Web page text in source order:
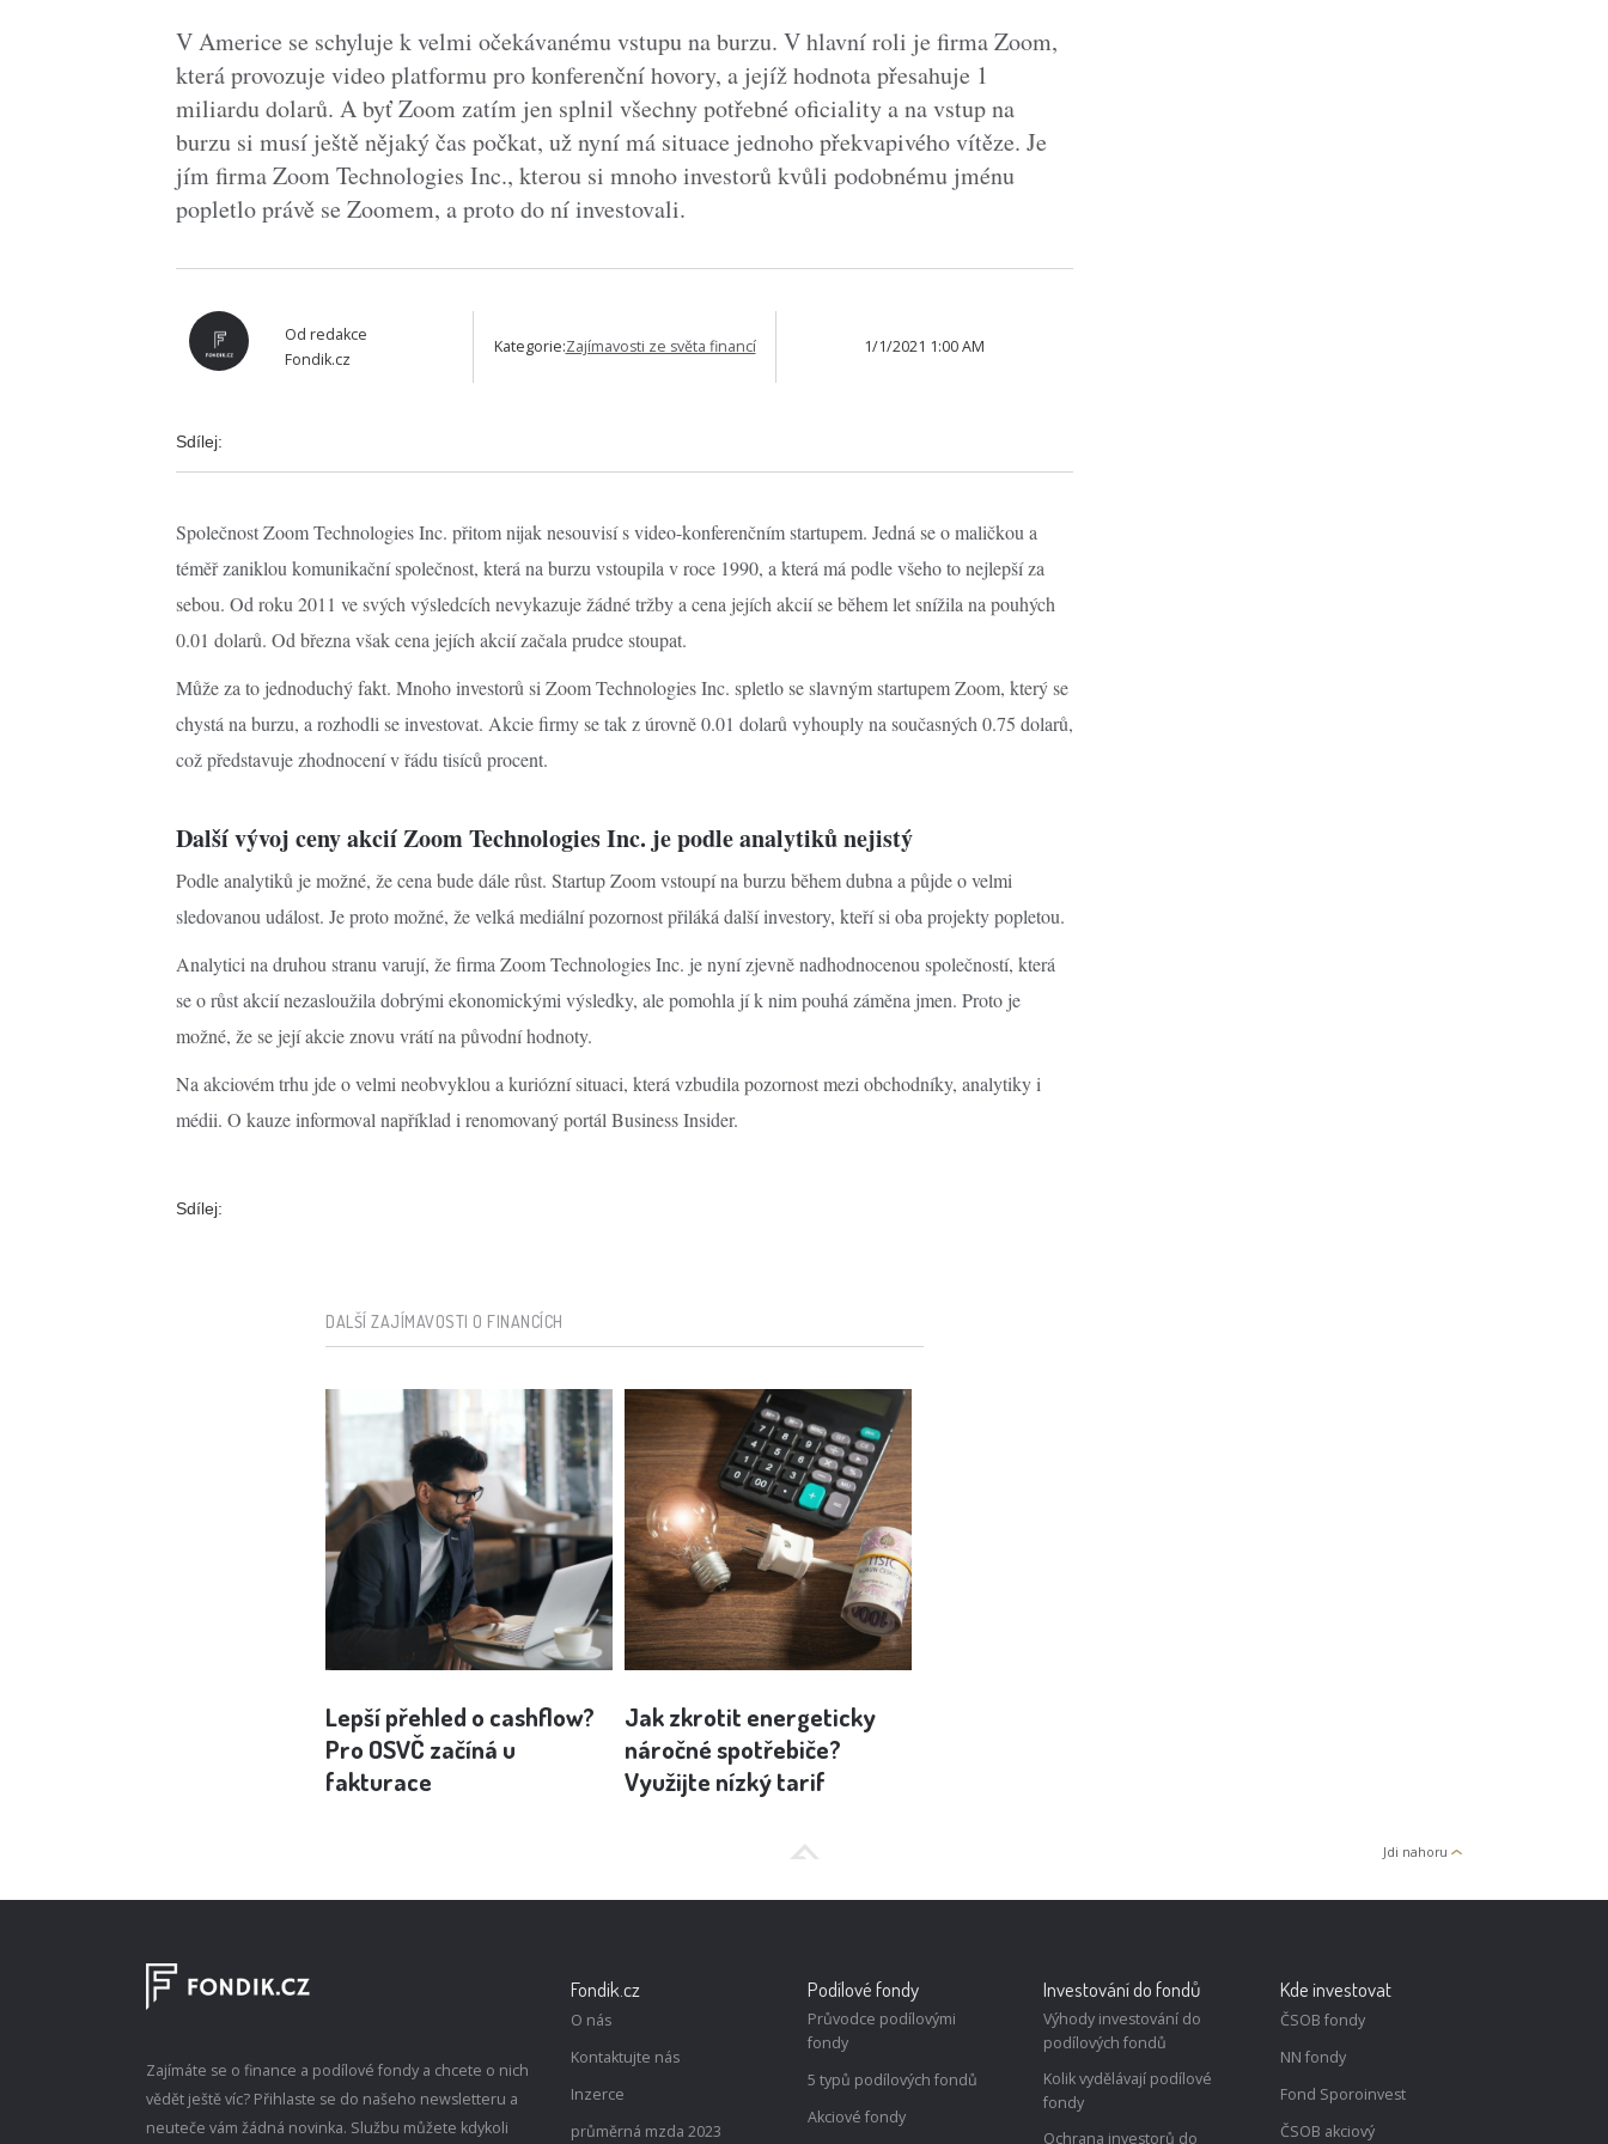
V Americe se schyluje k velmi očekávanému vstupu na burzu. V hlavní roli je firma Zoom,
která provozuje video platformu pro konferenční hovory, a jejíž hodnota přesahuje 1
miliardu dolarů. A byť Zoom zatím jen splnil všechny potřebné oficiality a na vstup na
burzu si musí ještě nějaký čas počkat, už nyní má situace jednoho překvapivého vítěze. Je
jím firma Zoom Technologies Inc., kterou si mnoho investorů kvůli podobnému jménu
popletlo právě se Zoomem, a proto do ní investovali.
Od redakce
Fondik.cz
Kategorie:Zajímavosti ze světa financí 1/1/2021 1:00 AM
Sdílej:
Společnost Zoom Technologies Inc. přitom nijak nesouvisí s video-konferenčním startupem. Jedná se o maličkou a
téměř zaniklou komunikační společnost, která na burzu vstoupila v roce 1990, a která má podle všeho to nejlepší za
sebou. Od roku 2011 ve svých výsledcích nevykazuje žádné tržby a cena jejích akcií se během let snížila na pouhých
0.01 dolarů. Od března však cena jejích akcií začala prudce stoupat.
Může za to jednoduchý fakt. Mnoho investorů si Zoom Technologies Inc. spletlo se slavným startupem Zoom, který se
chystá na burzu, a rozhodli se investovat. Akcie firmy se tak z úrovně 0.01 dolarů vyhouply na současných 0.75 dolarů,
což představuje zhodnocení v řádu tisíců procent.
Další vývoj ceny akcií Zoom Technologies Inc. je podle analytiků nejistý
Podle analytiků je možné, že cena bude dále růst. Startup Zoom vstoupí na burzu během dubna a půjde o velmi
sledovanou událost. Je proto možné, že velká mediální pozornost přiláká další investory, kteří si oba projekty popletou.
Analytici na druhou stranu varují, že firma Zoom Technologies Inc. je nyní zjevně nadhodnocenou společností, která
se o růst akcií nezasloužila dobrými ekonomickými výsledky, ale pomohla jí k nim pouhá záměna jmen. Proto je
možné, že se její akcie znovu vrátí na původní hodnoty.
Na akciovém trhu jde o velmi neobvyklou a kuriózní situaci, která vzbudila pozornost mezi obchodníky, analytiky i
médii. O kauze informoval například i renomovaný portál Business Insider.
Sdílej:
DALŠÍ ZAJÍMAVOSTI O FINANCÍCH
Lepší přehled o cashflow?
Pro OSVČ začíná u
fakturace
Jak zkrotit energeticky
náročné spotřebiče?
Využijte nízký tarif
Jdi nahoru
Zajímáte se o finance a podílové fondy a chcete o nich
vědět ještě víc? Přihlaste se do našeho newsletteru a
neuteče vám žádná novinka. Službu můžete kdykoli
Fondik.cz Podílové fondy Investování do fondů Kde investovat
O nás
Kontaktujte nás
Inzerce
průměrná mzda 2023
Průvodce podílovými
fondy
5 typů podílových fondů
Akciové fondy
Výhody investování do
podílových fondů
Kolik vydělávají podílové
fondy
Ochrana investorů do
ČSOB fondy
NN fondy
Fond Sporoinvest
ČSOB akciový